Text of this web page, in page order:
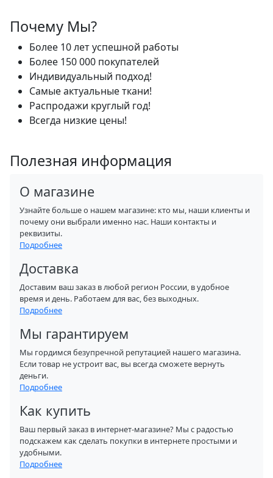
Почему Мы?
Более 10 лет успешной работы
Более 150 000 покупателей
Индивидуальный подход!
Самые актуальные ткани!
Распродажи круглый год!
Всегда низкие цены!
Полезная информация
О магазине
Узнайте больше о нашем магазине: кто мы, наши клиенты и
почему они выбрали именно нас. Наши контакты и
реквизиты.
Подробнее
Доставка
Доставим ваш заказ в любой регион России, в удобное
время и день. Работаем для вас, без выходных.
Подробнее
Мы гарантируем
Мы гордимся безупречной репутацией нашего магазина.
Если товар не устроит вас, вы всегда сможете вернуть
деньги.
Подробнее
Как купить
Ваш первый заказ в интернет-магазине? Мы с радостью
подскажем как сделать покупки в интернете простыми и
удобными.
Подробнее